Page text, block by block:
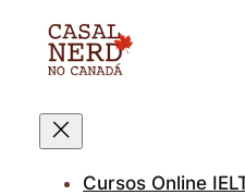
Cursos Online